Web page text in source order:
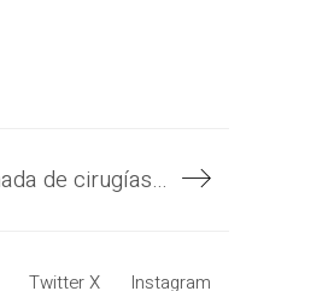
Gobierno reduce mora quirúrgica con jornada de cirugías urológicas avanzadas, con apoyo de médicos españoles
Twitter X Instagram